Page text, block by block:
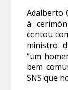
Adalberto
à
contou
ministro
“um
bem
SNS que